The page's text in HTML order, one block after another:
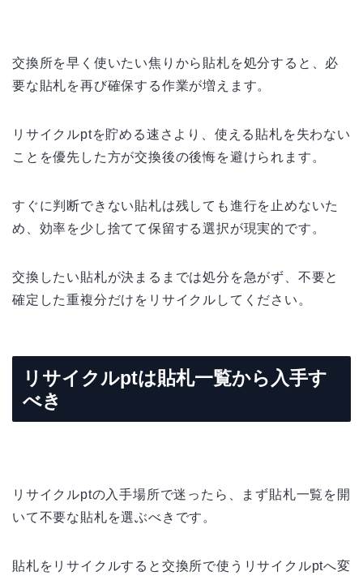
交換所を早く使いたい焦りから貼札を処分すると、必
要な貼札を再び確保する作業が増えます。
リサイクルptを貯める速さより、使える貼札を失わない
ことを優先した方が交換後の後悔を避けられます。
すぐに判断できない貼札は残しても進行を止めないた
め、効率を少し捨てて保留する選択が現実的です。
交換したい貼札が決まるまでは処分を急がず、不要と
確定した重複分だけをリサイクルしてください。
リサイクルptは貼札一覧から入手す
べき
リサイクルptの入手場所で迷ったら、まず貼札一覧を開
いて不要な貼札を選ぶべきです。
貼札をリサイクルすると交換所で使うリサイクルptへ変